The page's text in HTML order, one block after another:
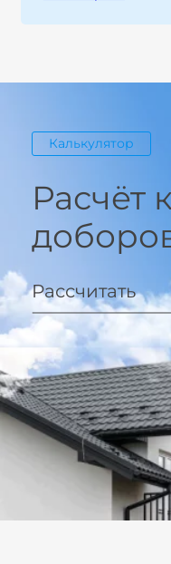
Калькулятор
Расчёт
Рассчитать